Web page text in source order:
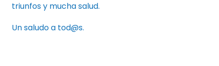
triunfos y mucha salud.
Un saludo a tod@s.